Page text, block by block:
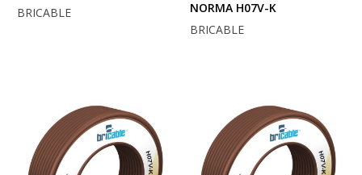
BRICABLE
NORMA H07V-K
BRICABLE